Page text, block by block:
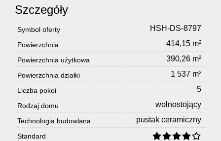
Usługi
geodety
Home
Szczegóły
Symbol oferty HSH-DS-8797
Powierzchnia 414,15 m²
Powierzchnia użytkowa 390,26 m²
Powierzchnia działki 1 537 m²
Liczba pokoi 5
Rodzaj domu wolnostojący
Technologia budowlana pustak ceramiczny
Standard